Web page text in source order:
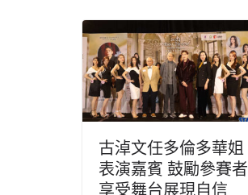
古淖文任多倫多華姐
表演嘉賓 鼓勵參賽者
享受舞台展現自信